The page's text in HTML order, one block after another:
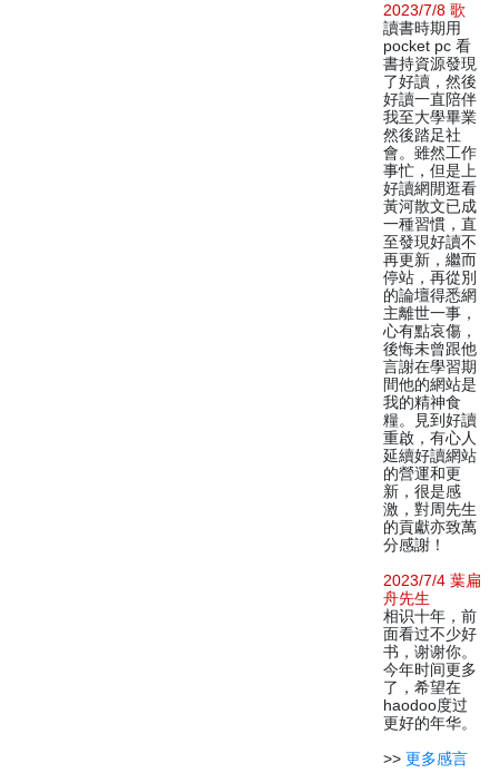
2023/7/8 歌
讀書時期用
pocket pc 看
書持資源發現
了好讀，然後
好讀一直陪伴
我至大學畢業
然後踏足社
會。雖然工作
事忙，但是上
好讀網閒逛看
黃河散文已成
一種習慣，直
至發現好讀不
再更新，繼而
停站，再從別
的論壇得悉網
主離世一事，
心有點哀傷，
後悔未曾跟他
言謝在學習期
間他的網站是
我的精神食
糧。見到好讀
重啟，有心人
延續好讀網站
的營運和更
新，很是感
激，對周先生
的貢獻亦致萬
分感謝！
2023/7/4 葉扁
舟先生
相识十年，前
面看过不少好
书，谢谢你。
今年时间更多
了，希望在
haodoo度过
更好的年华。
>> 更多感言